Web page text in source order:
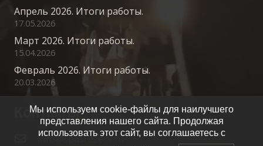
Апрель 2026. Итоги работы.
17.05.2026
Март 2026. Итоги работы.
15.04.2026
Февраль 2026. Итоги работы.
20.03.2026
Контакты
info@spasrezerv.ru
Мы используем cookie-файлы для наилучшего
представления нашего сайта. Продолжая
использовать этот сайт, вы соглашаетесь с